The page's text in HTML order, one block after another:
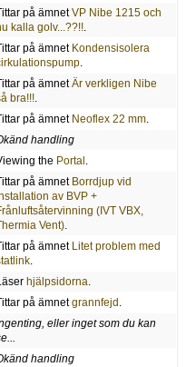
på ämnetVP Nibe 1215 och
kalla golv...??!!.
på ämnet Kondensisolera
.
på ämnetÄr verkligen Nibe
bra!!!.
på ämnet Neoflex 22 mm.
handling
the Portal .
på ämnet Borrdjup vid
av BVP +
(IVT VBX,
Vent).
på ämnet Litet problem med
.
hjälpsidorna.
på ämnetgrannfejd .
eller inget som du kan
handling